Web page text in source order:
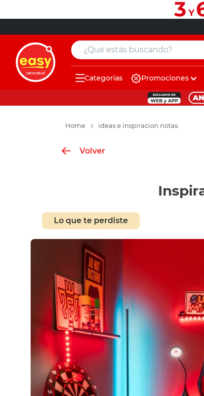
¿Qué estás buscando?
Categorías Promociones
Home ideas e inspiracion notas
Volver
Lo que te perdiste
muebles
puertas
espejo
sillas
vanitory